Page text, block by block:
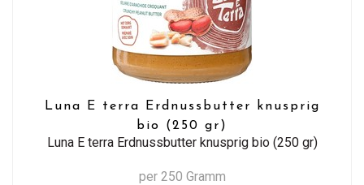
Luna E terra Erdnussbutter knusprig
bio (250 gr)
Luna E terra Erdnussbutter knusprig bio (250 gr)
per 250 Gramm